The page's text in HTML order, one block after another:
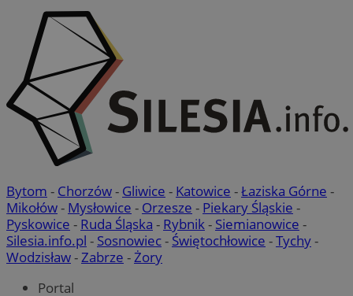
Bytom - Chorzów- Gliwice - Katowice -Łaziska Górne -
Mikołów- Mysłowice - Orzesze - Piekary Śląskie -
Pyskowice - Ruda Śląska - Rybnik- Siemianowice -
Silesia.info.pl - Sosnowiec- Świętochłowice -Tychy-
Wodzisław-Zabrze -Żory
Portal